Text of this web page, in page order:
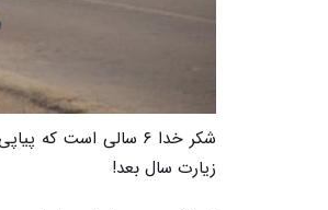
شکر خدا ۶ سالی است
زیارت سال بعد!